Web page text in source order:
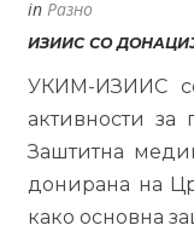
in Разно
ИЗИИС СО
УКИМ-ИЗИИС
активности за
Заштитна
донирана на
како основна